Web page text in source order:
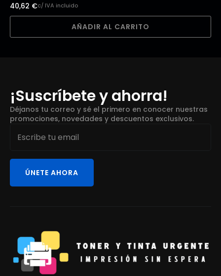
40,62 €c/ IVA incluido
AÑADIR AL CARRITO
¡Suscríbete y ahorra!
Déjanos tu correo y sé el primero en conocer nuestras
promociones, novedades y descuentos exclusivos.
Email
ÚNETE AHORA